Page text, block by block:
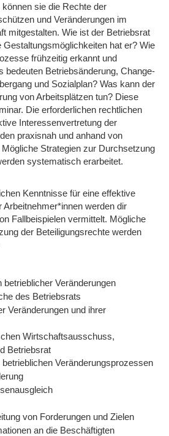
sie die Rechte der
und Veränderungen im
mitgestalten. Wie ist der Betriebsrat
Gestaltungsmöglichkeiten hat er? Wie
frühzeitig erkannt und
bedeuten Betriebsänderung, Change-
und Sozialplan? Was kann der
von Arbeitsplätzen tun? Diese
Die erforderlichen rechtlichen
Interessenvertretung der
praxisnah und anhand von
Strategien zur Durchsetzung
systematisch erarbeitet.
Kenntnisse für eine effektive
Arbeitnehmer*innen werden dir
Fallbeispielen vermittelt. Mögliche
der Beteiligungsrechte werden
Veränderungen
des Betriebsrats
Veränderungen und ihrer
Wirtschaftsausschuss,
Betriebsrat
Veränderungsprozessen
von Forderungen und Zielen
an die Beschäftigten